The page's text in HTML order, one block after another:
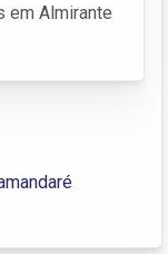
em Almirante